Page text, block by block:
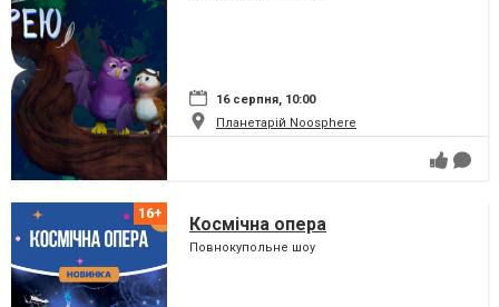
16 серпня, 10:00
Планетарій Noosphere
Космічна опера
Повнокупольне шоу